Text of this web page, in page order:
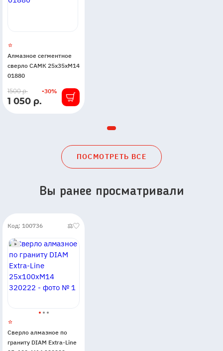
Алмазное сегментное
сверло САМК 25x35xМ14
01880
В
наличии
1 050 р.
-30%
1500 р.
ПОСМОТРЕТЬ ВСЕ
Вы ранее просматривали
Код: 100736
Сверло алмазное по
граниту DIAM Extra-Line